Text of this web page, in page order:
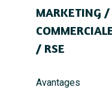
MARKETING /
/ RSE
Avantages